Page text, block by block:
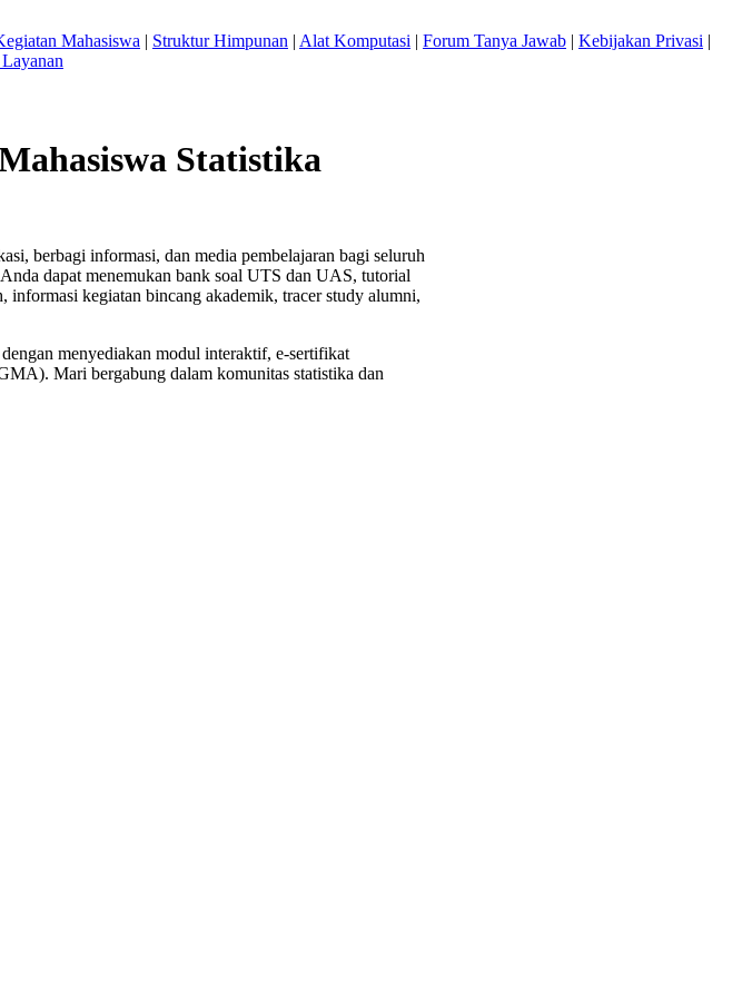
Mahasiswa | Struktur Himpunan | Alat Komputasi | Forum Tanya Jawab | Kebijakan Privasi |
Statistika
berbagi informasi, dan media pembelajaran bagi seluruh
dapat menemukan bank soal UTS dan UAS, tutorial
kegiatan bincang akademik, tracer study alumni,
menyediakan modul interaktif, e-sertifikat
Mari bergabung dalam komunitas statistika dan